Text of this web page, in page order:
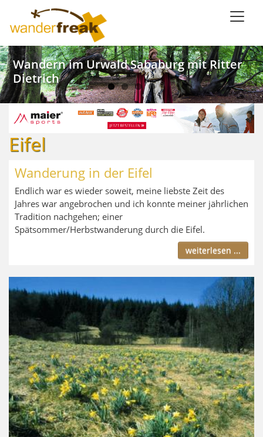
Wandern im Urwald Sababurg mit Ritter
Dietrich
Wandern mit Meerblick in Ligurien
Weinwandern im Lieblichen Taubertal
Kanu SaarFari im Wiltinger Saarbogen
Eifel
Wanderung in der Eifel
Endlich war es wieder soweit, meine liebste Zeit des
Jahres war angebrochen und ich konnte meiner jährlichen
Tradition nachgehen; einer
Spätsommer/Herbstwanderung durch die Eifel.
weiterlesen ...